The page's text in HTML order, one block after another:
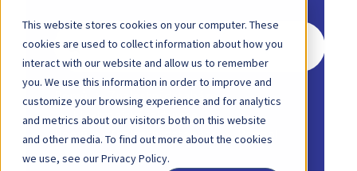
This website stores cookies on your computer. These
cookies are used to collect information about how you
interact with our website and allow us to remember
you. We use this information in order to improve and
customize your browsing experience and for analytics
and metrics about our visitors both on this website
and other media. To find out more about the cookies
we use, see our Privacy Policy.
Hledat
Domů
Znalostní databáze
Elektronická fakturace
Znalostní databáze Peppol